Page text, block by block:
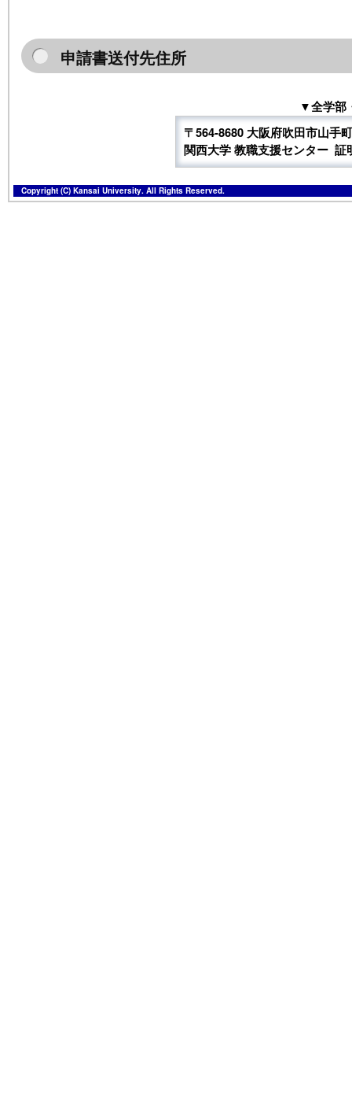
申請書送付先住所
▼全学部
〒564-8680 大阪府吹田市山手
関西大学 教職支援センター 証
Copyright (C) Kansai University. All Rights Reserved.